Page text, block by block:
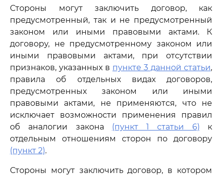
Стороны могут заключить договор, как
предусмотренный, так и не предусмотренный
законом или иными правовыми актами. К
договору, не предусмотренному законом или
иными правовыми актами, при отсутствии
признаков, указанных в пункте 3 данной статьи,
правила об отдельных видах договоров,
предусмотренных законом или иными
правовыми актами, не применяются, что не
исключает возможности применения правил
об аналогии закона (пункт 1 статьи 6) к
отдельным отношениям сторон по договору
(пункт 2).
Стороны могут заключить договор, в котором